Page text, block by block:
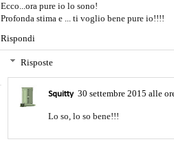
Ecco...ora pure io lo sono!
Profonda stima e ... ti voglio bene pure io!!!!
Rispondi
Risposte
Squitty 30 settembre 2015 alle
Lo so, lo so bene!!!